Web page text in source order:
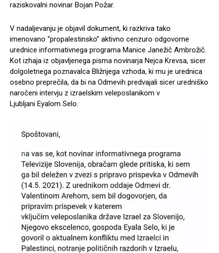
raziskovalni novinar Bojan Požar.
V nadaljevanju je objavil dokument, ki razkriva tako
imenovano “propalestinsko” aktivno cenzuro odgovorne
urednice informativnega programa Manice Janežič Ambrožič.
Kot izhaja iz objavljenega pisma novinarja Nejca Krevsa, sicer
dolgoletnega poznavalca Bližnjega vzhoda, ki mu je urednica
osebno preprečila, da bi na Odmevih predvajali sicer uredniško
naročeni intervju z izraelskim veleposlanikom v
Ljubljani Eyalom Selo.